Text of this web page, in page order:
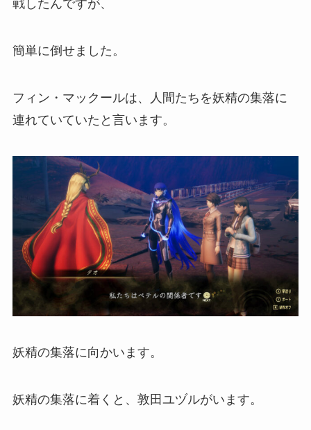
戦したんですが、
簡単に倒せました。
フィン・マックールは、人間たちを妖精の集落に
連れていていたと言います。
妖精の集落に向かいます。
妖精の集落に着くと、敦田ユヅルがいます。